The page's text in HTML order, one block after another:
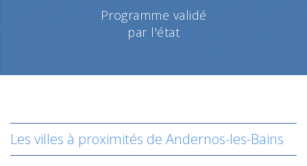
Programme validé
par l'état
Les villes à proximités de Andernos-les-Bains